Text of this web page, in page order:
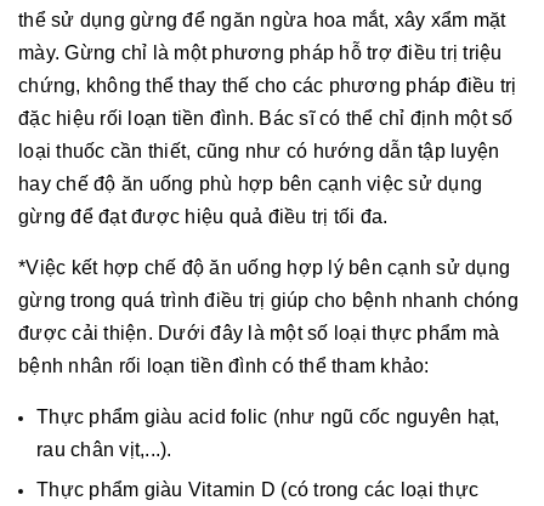
thể sử dụng gừng để ngăn ngừa hoa mắt, xây xẩm mặt
mày. Gừng chỉ là một phương pháp hỗ trợ điều trị triệu
chứng, không thể thay thế cho các phương pháp điều trị
đặc hiệu rối loạn tiền đình. Bác sĩ có thể chỉ định một số
loại thuốc cần thiết, cũng như có hướng dẫn tập luyện
hay chế độ ăn uống phù hợp bên cạnh việc sử dụng
gừng để đạt được hiệu quả điều trị tối đa.
*Việc kết hợp chế độ ăn uống hợp lý bên cạnh sử dụng
gừng trong quá trình điều trị giúp cho bệnh nhanh chóng
được cải thiện. Dưới đây là một số loại thực phẩm mà
bệnh nhân rối loạn tiền đình có thể tham khảo:
Thực phẩm giàu acid folic (như ngũ cốc nguyên hạt,
rau chân vịt,...).
Thực phẩm giàu Vitamin D (có trong các loại thực